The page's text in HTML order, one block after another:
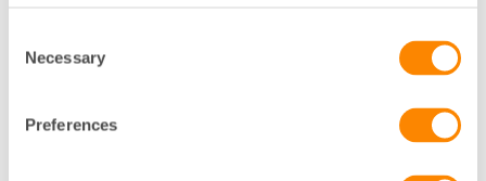
Selection
Necessary
Preferences